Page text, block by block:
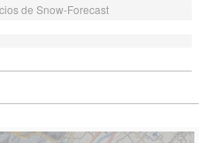
de Snow-Forecast